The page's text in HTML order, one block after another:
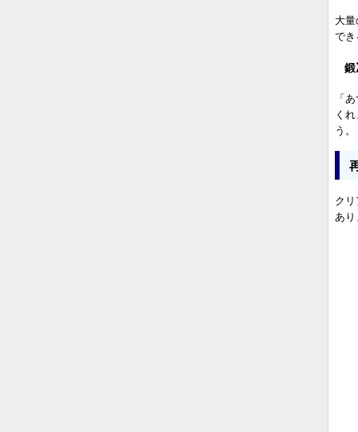
大
で
「
く
う。
ク
あ